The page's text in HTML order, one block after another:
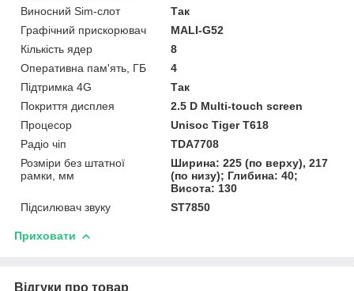
Виносний Sim-слот
Так
Графічний прискорювач
MALI-G52
Кількість ядер
8
Оперативна пам'ять, ГБ
4
Підтримка 4G
Так
Покриття дисплея
2.5 D Multi-touch screen
Процесор
Unisoc Tiger T618
Радіо чіп
TDA7708
Розміри без штатної
рамки, мм
Ширина: 225 (по верху), 217
(по низу); Глибина: 40;
Висота: 130
Підсилювач звуку
ST7850
Приховати
Відгуки про товар